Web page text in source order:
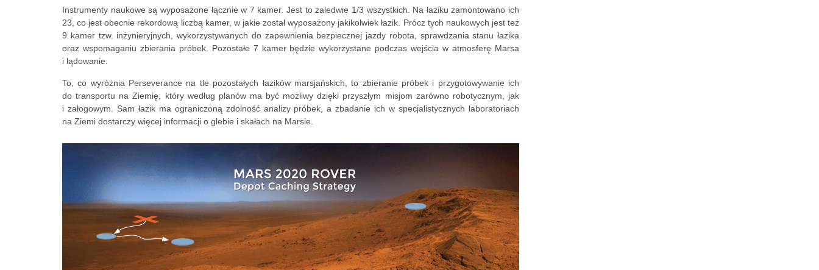
Instrumenty naukowe są wyposażone łącznie w 7 kamer. Jest to zaledwie 1/3 wszystkich. Na łaziku zamontowano ich
23, co jest obecnie rekordową liczbą kamer, w jakie został wyposażony jakikolwiek łazik. Prócz tych naukowych jest też
9 kamer tzw. inżynieryjnych, wykorzystywanych do zapewnienia bezpiecznej jazdy robota, sprawdzania stanu łazika
oraz wspomaganiu zbierania próbek. Pozostałe 7 kamer będzie wykorzystane podczas wejścia w atmosferę Marsa
i lądowanie.
To, co wyróżnia Perseverance na tle pozostałych łazików marsjańskich, to zbieranie próbek i przygotowywanie ich
do transportu na Ziemię, który według planów ma być możliwy dzięki przyszłym misjom zarówno robotycznym, jak
i załogowym. Sam łazik ma ograniczoną zdolność analizy próbek, a zbadanie ich w specjalistycznych laboratoriach
na Ziemi dostarczy więcej informacji o glebie i skałach na Marsie.